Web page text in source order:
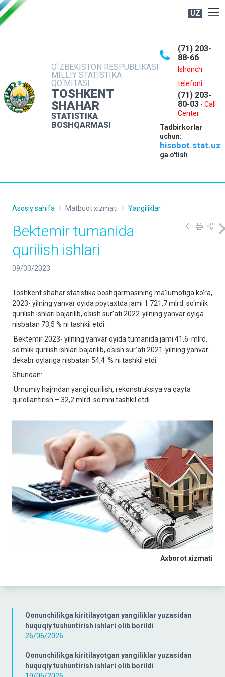
UZ
O`ZBEKISTON RESPUBLIKASI
MILLIY STATISTIKA
QO‘MITASI
TOSHKENT
SHAHAR
STATISTIKA
BOSHQARMASI
(71) 203-
88-66 -
Ishonch
telefoni
(71) 203-
80-03 - Call
Center
Tadbirkorlar
uchun:
hisobot.stat.uz
ga o'tish
NASHRLAR
INTERAKTIV XIZMATLAR
MATBUOT XIZMATI
MUROJAATLAR
Qonunchilikga kiritilayotgan yangiliklar yuzasidan
huquqiy tushuntirish ishlari olib borildi
26/06/2026
Qonunchilikga kiritilayotgan yangiliklar yuzasidan
huquqiy tushuntirish ishlari olib borildi
Asosiy sahifa Matbuot xizmati Yangiliklar
Bektemir tumanida
qurilish ishlari
09/03/2023
Toshkent shahar statistika boshqarmasining ma’lumotiga ko‘ra,
2023- yilning yanvar oyida poytaxtda jami 1 721,7 mlrd. so‘mlik
qurilish ishlari bajarilib, o‘sish sur’ati 2022-yilning yanvar oyiga
nisbatan 73,5 % ni tashkil etdi.
Bektemir 2023- yilning yanvar oyida tumanida jami 41,6 mlrd.
so‘mlik qurilish ishlari bajarilib, o‘sish sur’ati 2021-yilning yanvar-
dekabr oylariga nisbatan 54,4 % ni tashkil etdi.
Shundan:
Umumiy hajmdan yangi qurilish, rekonstruksiya va qayta
qurollantirish – 32,2 mlrd. so‘mni tashkil etdi.
Axborot xizmati